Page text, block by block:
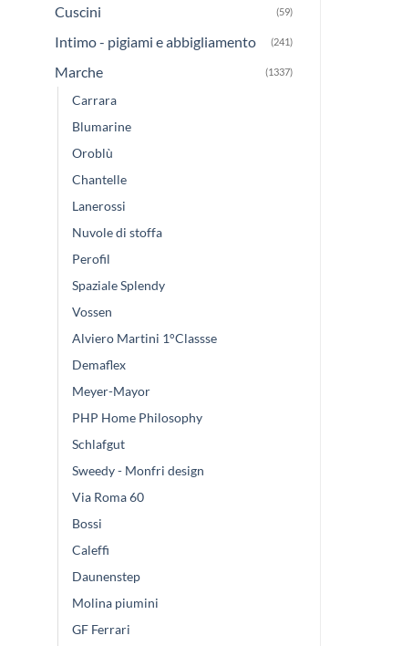
Cuscini (59)
Intimo - pigiami e abbigliamento (241)
Marche (1337)
Carrara
Blumarine
Oroblù
Chantelle
Lanerossi
Nuvole di stoffa
Perofil
Spaziale Splendy
Vossen
Alviero Martini 1°Classse
Demaflex
Meyer-Mayor
PHP Home Philosophy
Schlafgut
Sweedy - Monfri design
Via Roma 60
Bossi
Caleffi
Daunenstep
Molina piumini
GF Ferrari